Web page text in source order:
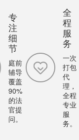
专
注
细
节
庭前
辅导
覆盖
90%
的法
官提
问。
全
程
服
务
一次
打包
代
理，
全程
专业
服
务。